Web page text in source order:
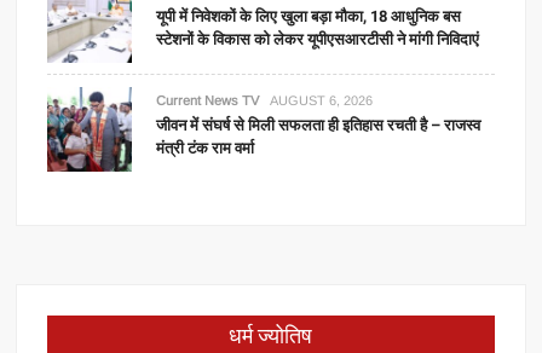
यूपी में निवेशकों के लिए खुला बड़ा मौका, 18 आधुनिक बस
स्टेशनों के विकास को लेकर यूपीएसआरटीसी ने मांगी निविदाएं
Current News TV AUGUST 6, 2026
जीवन में संघर्ष से मिली सफलता ही इतिहास रचती है – राजस्व
मंत्री टंक राम वर्मा
धर्म ज्योतिष